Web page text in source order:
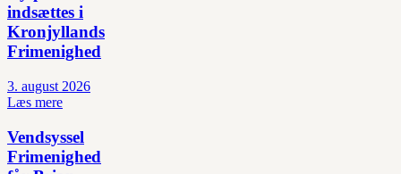
indsættes i
Kronjyllands
Frimenighed
3. august 2026
Læs mere
Vendsyssel
Frimenighed